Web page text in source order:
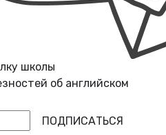
школы
об английском
ПОДПИСАТЬСЯ